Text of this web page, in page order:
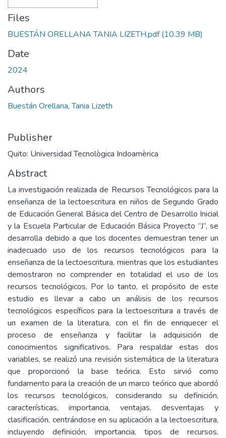
Files
BUESTÁN ORELLANA TANIA LIZETH.pdf(10.39 MB)
Date
2024
Authors
Buestán Orellana, Tania Lizeth
Publisher
Quito: Universidad Tecnològica Indoamèrica
Abstract
La investigación realizada de Recursos Tecnológicos para la
enseñanza de la lectoescritura en niños de Segundo Grado
de Educación General Básica del Centro de Desarrollo Inicial
y la Escuela Particular de Educación Básica Proyecto “J”, se
desarrolla debido a que los docentes demuestran tener un
inadecuado uso de los recursos tecnológicos para la
enseñanza de la lectoescritura, mientras que los estudiantes
demostraron no comprender en totalidad el uso de los
recursos tecnológicos, Por lo tanto, el propósito de este
estudio es llevar a cabo un análisis de los recursos
tecnológicos específicos para la lectoescritura a través de
un examen de la literatura, con el fin de enriquecer el
proceso de enseñanza y facilitar la adquisición de
conocimientos significativos. Para respaldar estas dos
variables, se realizó una revisión sistemática de la literatura
que proporcionó la base teórica. Esto sirvió como
fundamento para la creación de un marco teórico que abordó
los recursos tecnológicos, considerando su definición,
características, importancia, ventajas, desventajas y
clasificación, centrándose en su aplicación a la lectoescritura,
incluyendo definición, importancia, tipos de recursos,